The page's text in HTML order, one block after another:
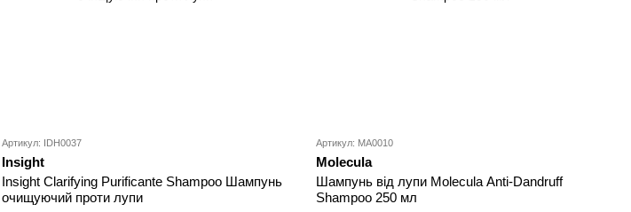
Артикул: IDH0037
Insight
Insight Clarifying Purificante Shampoo Шампунь
очищуючий проти лупи
Артикул: MA0010
Molecula
Шампунь від лупи Molecula Anti-Dandruff
Shampoo 250 мл